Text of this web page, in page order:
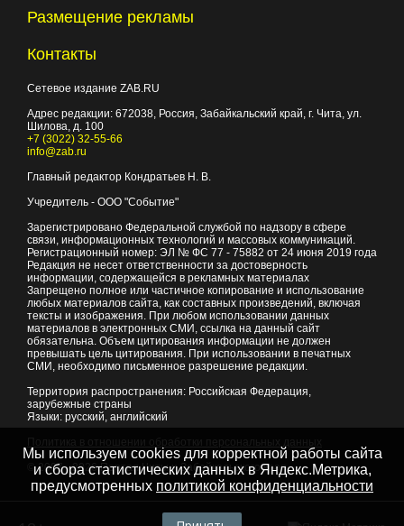
Размещение рекламы
Контакты
Сетевое издание ZAB.RU
Адрес редакции: 672038 , Россия, Забайкальский край, г. Чита ул.
Шилова, д. 100
+7 (3022) 32-55-66
info@zab.ru
Главный редактор Кондратьев Н. В.
Учредитель - ООО "Событие"
Зарегистрировано Федеральной службой по надзору в сфере
связи, информационных технологий и массовых коммуникаций.
Регистрационный номер: ЭЛ № ФС 77 - 75882 от 24 июня 2019 года
Редакция не несет ответственности за достоверность
информации, содержащейся в рекламных материалах
Запрещено полное или частичное копирование и использование
любых материалов сайта, как составных произведений, включая
тексты и изображения. При любом использовании данных
материалов в электронных СМИ, ссылка на данный сайт
обязательна. Объем цитирования информации не должен
превышать цель цитирования. При использовании в печатных
СМИ, необходимо письменное разрешение редакции.
Территория распространения: Российская Федерация,
зарубежные страны
Языки: русский, английский
© 2007 - 2026Портал Читы и Забайкальского края
Мы используем cookies для корректной работы сайта
и сбора статистических данных в Яндекс.Метрика,
предусмотренных политикой конфиденциальности